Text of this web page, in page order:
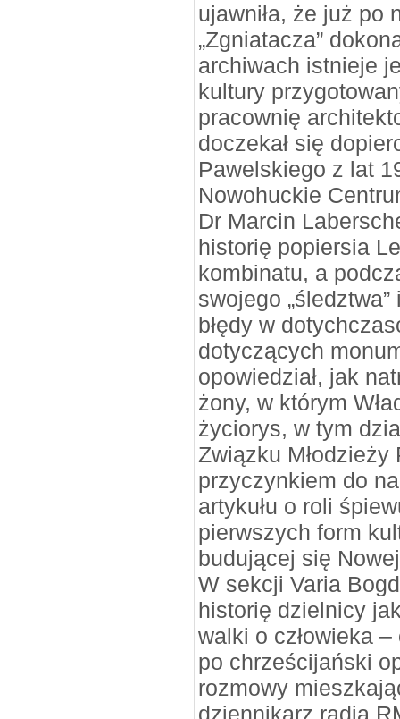
ujawniła, że już po
„Zgniatacza”
archiwach istnieje
kultury
pracownię
doczekał się
Pawelskiego z lat
Nowohuckie
Dr Marcin
historię popiersia
kombinatu, a
swojego
błędy w
dotyczących
opowiedział, jak
żony, w którym
życiorys, w tym
Związku Młodzieży
przyczynkiem do
artykułu o roli
pierwszych form
budującej się
W sekcji Varia
historię dzielnicy
walki o człowieka
po chrześcijański
rozmowy
dziennikarz radia